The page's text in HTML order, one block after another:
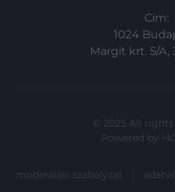
Cím:
1024
Margit krt. 5/A,
© 2025 All rights
Powered by
moderálási szabályzat